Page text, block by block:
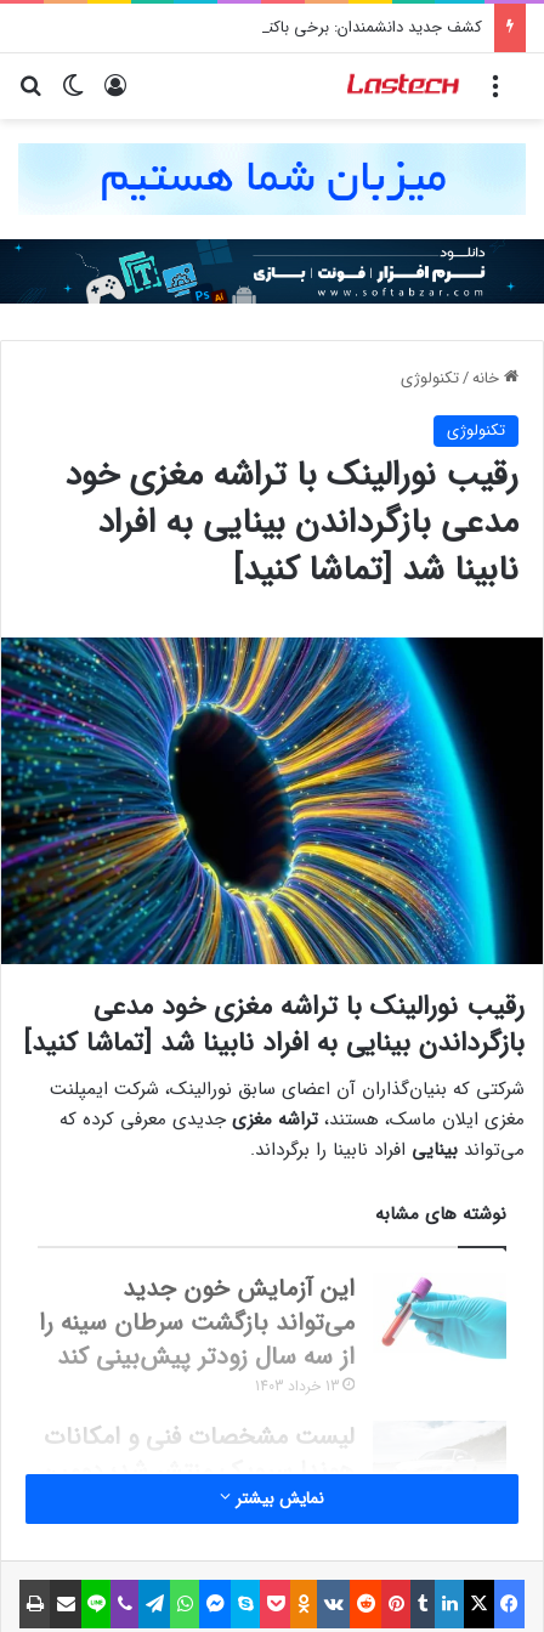
تغییر ورود
خانه/تکنولوژی
تکنولوژی
رقیب نورالینک با تراشه مغزی خود
مدعی بازگرداندن بینایی به افراد
نابینا شد [تماشا کنید]
رقیب نورالینک با تراشه مغزی خود مدعی
بازگرداندن بینایی به افراد نابینا شد [تماشا کنید]
شرکتی که بنیان‌گذاران آن اعضای سابق نورالینک، شرکت ایمپلنت
مغزی ایلان ماسک، هستند، تراشه مغزی جدیدی معرفی کرده که
می‌تواند بینایی افراد نابینا را برگرداند.
نوشته های مشابه
این آزمایش خون جدید
می‌تواند بازگشت سرطان سینه را
از سه سال زودتر پیش‌بینی کند
13 خرداد 1403
لیست مشخصات فنی و امکانات
هوندا سیویک منتشر شد؛ دومین
سدان وارداتی آذیوردسال
طبق گزارش‌های موجود، «مکس هوداک»، رئیس سابق نورالینک و
نمایش بیشتر
فیسبوک ایکس لینکداین تامبلر پینتریست Reddit
VKontakte
Odnoklassniki پاکت اسکایپ مسنجر واتس آپ تلگرام وایبر لاین اشتراک گذاری با ایمیل